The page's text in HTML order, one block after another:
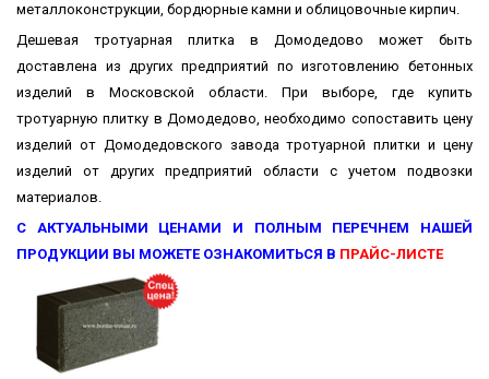
металлоконструкции, бордюрные камни и облицовочные кирпич.
Дешевая тротуарная плитка в Домодедово может быть
доставлена из других предприятий по изготовлению бетонных
изделий в Московской области. При выборе, где купить
тротуарную плитку в Домодедово, необходимо сопоставить цену
изделий от Домодедовского завода тротуарной плитки и цену
изделий от других предприятий области с учетом подвозки
материалов.
С АКТУАЛЬНЫМИ ЦЕНАМИ И ПОЛНЫМ ПЕРЕЧНЕМ НАШЕЙ
ПРОДУКЦИИ ВЫ МОЖЕТЕ ОЗНАКОМИТЬСЯ В ПРАЙС-ЛИСТЕ